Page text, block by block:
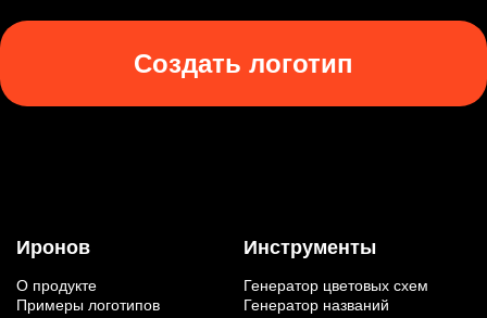
Создать логотип
Иронов
О продукте
Примеры логотипов
Инструменты
Генератор цветовых схем
Генератор названий